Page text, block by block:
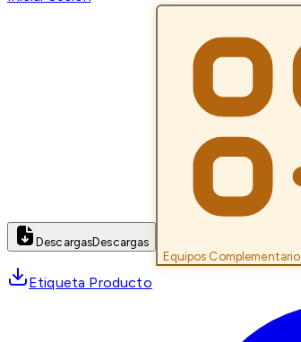
DescargasDescargas
Equipos
Etiqueta Producto